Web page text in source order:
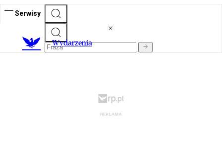
Serwisy
Wydarzenia